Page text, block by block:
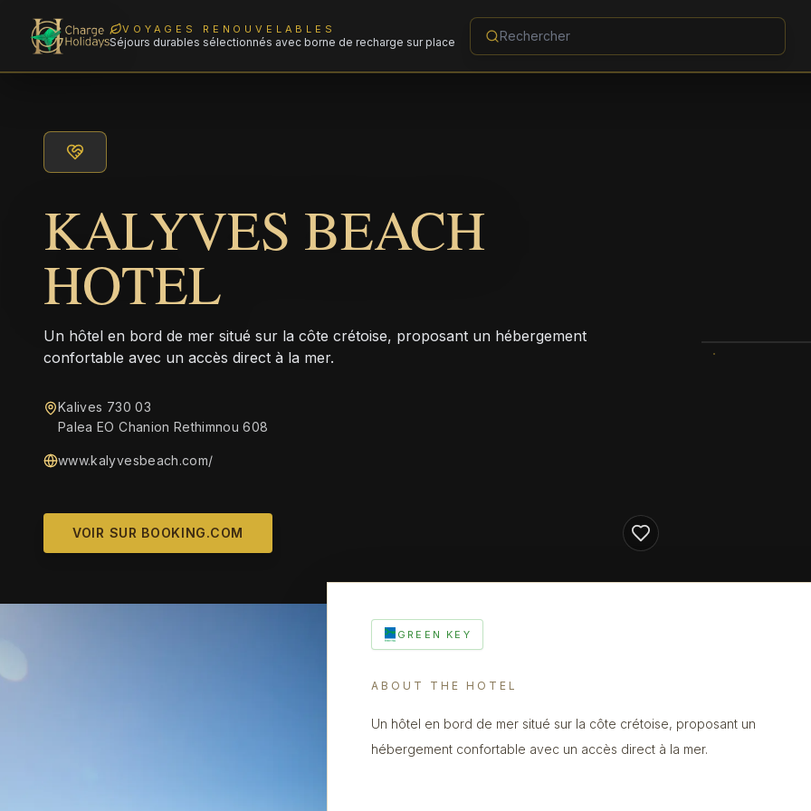
VOYAGES RENOUVELABLES
Séjours durables sélectionnés avec borne de recharge sur place
KALYVES BEACH
HOTEL
Un hôtel en bord de mer situé sur la côte crétoise, proposant un hébergement
confortable avec un accès direct à la mer.
Kalives 730 03
Palea EO Chanion Rethimnou 608
www.kalyvesbeach.com/
VOIR SUR BOOKING.COM
GREEN KEY
ABOUT THE HOTEL
Un hôtel en bord de mer situé sur la côte crétoise, proposant un
hébergement confortable avec un accès direct à la mer.